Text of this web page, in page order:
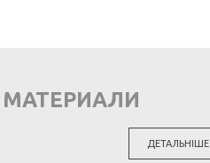
МАТЕРИАЛИ
ДЕТАЛЬНІШЕ